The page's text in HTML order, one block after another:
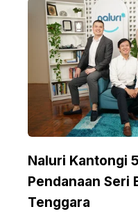
Naluri Kantongi
Pendanaan Seri
Tenggara